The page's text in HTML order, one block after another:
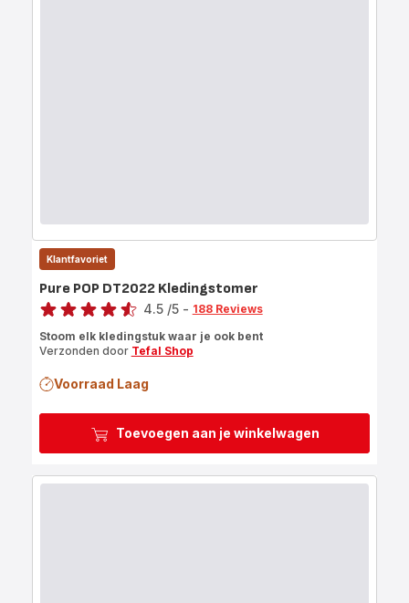
Toevoegen aan je winkelwagen
Klantfavoriet
Pure POP DT2022 Kledingstomer
Score
4.5 /5 - 188 Reviews
Stoom elk kledingstuk waar je ook bent
Verzonden door Tefal Shop
Voorraad Laag